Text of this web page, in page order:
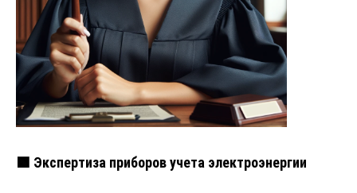
🟩 Экспертиза приборов учета электроэнергии